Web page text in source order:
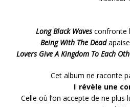
Long Black Wavesconfronte
Being With The Deadapaise
Lovers Give A Kingdom To Each
Cet album ne raconte
Il révèle une
Celle où l’on accepte de ne